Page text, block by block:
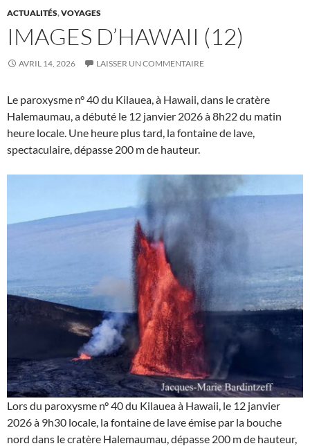
ACTUALITÉS,VOYAGES
IMAGES D’HAWAII (12)
AVRIL 14, 2026 LAISSER UN COMMENTAIRE
Le paroxysme n° 40 du Kilauea, à Hawaii, dans le cratère
Halemaumau, a débuté le 12 janvier 2026 à 8h22 du matin
heure locale. Une heure plus tard, la fontaine de lave,
spectaculaire, dépasse 200 m de hauteur.
Lors du paroxysme n° 40 du Kilauea à Hawaii, le 12 janvier
2026 à 9h30 locale, la fontaine de lave émise par la bouche
nord dans le cratère Halemaumau, dépasse 200 m de hauteur,